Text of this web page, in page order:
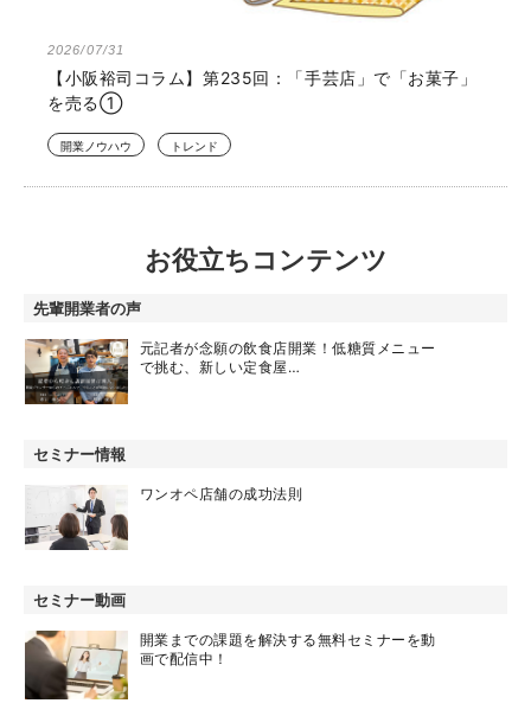
2026/07/31
【小阪裕司コラム】第235回：「手芸店」で「お菓子」
を売る①
開業ノウハウ トレンド
お役立ちコンテンツ
先輩開業者の声
元記者が念願の飲食店開業！低糖質メニュー
で挑む、新しい定食屋…
セミナー情報
ワンオペ店舗の成功法則
セミナー動画
開業までの課題を解決する無料セミナーを動
画で配信中！